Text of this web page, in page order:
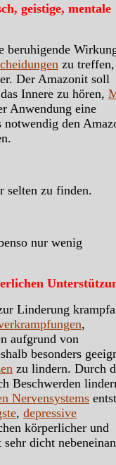
geistige, mentale
beruhigende
zu
Der Amazonit soll
Innere zu hören,
Anwendung eine
notwendig den
selten zu finden.
nur wenig
Linderung
,
aufgrund von
besonders
zu lindern. Durch
Beschwerden
Nervensystems
, depressive
körperlicher und
dicht